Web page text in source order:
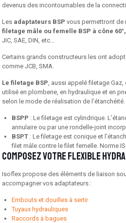
devenus des incontournables de la
Les adaptateurs BSP vous permettront de
filetage mâle ou femelle BSP à cône
JIC, SAE, DIN, etc…
Certains grands constructeurs les ont
comme JCB, SMA.
Le filetage BSP, aussi appelé filetage
utilisé en plomberie, en hydraulique et en
selon le mode de réalisation de
BSPP : Le filetage est cylindrique.
annulaire ou par une rondelle-joint
BSPT : Le filetage est conique et
filet mâle contre le filet femelle. Norme
Composez votre flexible
Isoflex propose des éléments de liaison
accompagner vos adaptateurs :
Embouts et douilles à sertir
Tuyaux hydrauliques
Raccords à bagues